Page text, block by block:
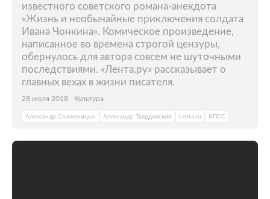
известного советского романа-анекдота
«Жизнь и необычайные приключения солдата
Ивана Чонкина». Комическое произведение,
написанное во времена строгой цензуры,
обернулось для автора совсем не шуточными
последствиями. «Лента.ру» рассказывает о
главных вехах в жизни писателя.
28 июля 2018 Культура
Александр Солженицын Александр Твардовский Lenta.ru КПСС